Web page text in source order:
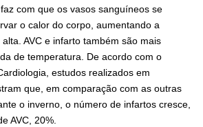
com que os vasos sanguíneos se
o calor do corpo, aumentando a
AVC e infarto também são mais
de temperatura. De acordo com o
estudos realizados em
que, em comparação com as outras
o inverno, o número de infartos cresce,
AVC, 20%.